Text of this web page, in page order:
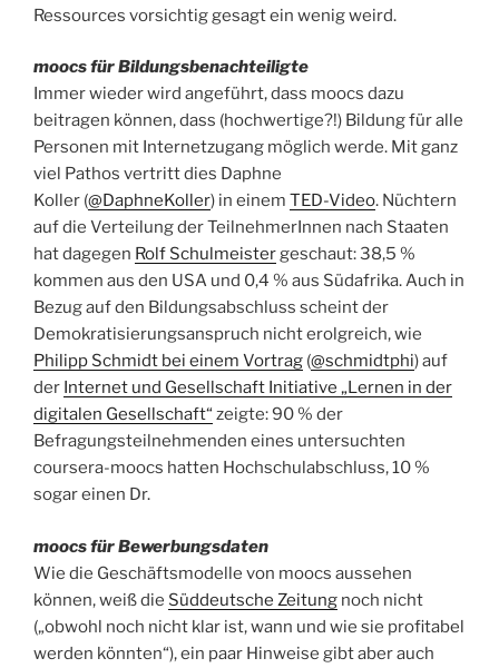
Ressources vorsichtig gesagt ein wenig weird.
moocs für Bildungsbenachteiligte
Immer wieder wird angeführt, dass moocs dazu
beitragen können, dass (hochwertige?!) Bildung für alle
Personen mit Internetzugang möglich werde. Mit ganz
viel Pathos vertritt dies Daphne
Koller (@DaphneKoller) in einem TED-Video. Nüchtern
auf die Verteilung der TeilnehmerInnen nach Staaten
hat dagegen Rolf Schulmeistergeschaut: 38,5 %
kommen aus den USA und 0,4 % aus Südafrika. Auch in
Bezug auf den Bildungsabschluss scheint der
Demokratisierungsanspruch nicht erolgreich, wie
Philipp Schmidt bei einem Vortrag (@schmidtphi) auf
der Internet und Gesellschaft Initiative „Lernen in der
digitalen Gesellschaft“ zeigte: 90 % der
Befragungsteilnehmenden eines untersuchten
coursera-moocs hatten Hochschulabschluss, 10 %
sogar einen Dr.
moocs für Bewerbungsdaten
Wie die Geschäftsmodelle von moocs aussehen
können, weiß die Süddeutsche Zeitung noch nicht
(„obwohl noch nicht klar ist, wann und wie sie profitabel
werden könnten“), ein paar Hinweise gibt aber auch